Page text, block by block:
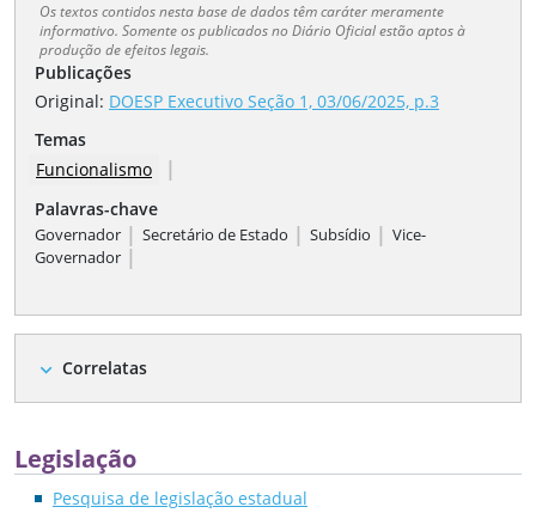
Os textos contidos nesta base de dados têm caráter meramente
informativo. Somente os publicados no Diário Oficial estão aptos à
produção de efeitos legais.
Publicações
Original: DOESP Executivo Seção 1, 03/06/2025, p.3
Temas
Funcionalismo
|
Palavras-chave
Governador | Secretário de Estado | Subsídio | Vice-
Governador |
expand_more Correlatas
Legislação
Pesquisa de legislação estadual